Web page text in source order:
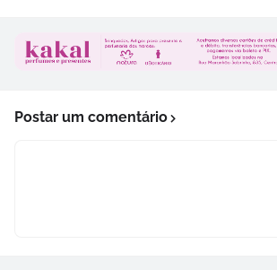
Postar um comentário